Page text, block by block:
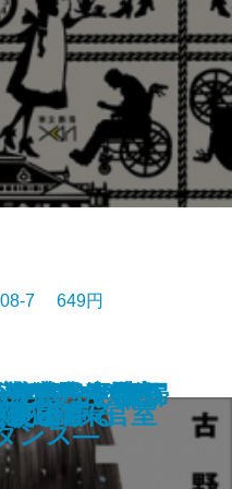
裏蔵書 聖杯
士 凜―
の僕と孤独
書日記
の事件カル
小曲
濱異人館殺
7 649円
犯対策官室
蔵書
わない貴婦
ンス―
僕と廃墟の
する
ないので恋
え上がる
便り